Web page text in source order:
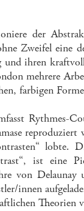
der
Zweifel
und ihren
mehrere
farbigen
Rythmes-
lobte.
ist eine
von
innen